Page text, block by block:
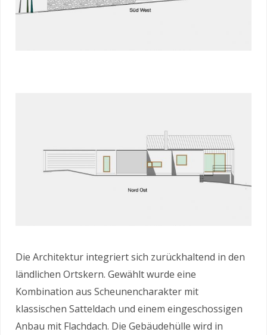
Die Architektur integriert sich zurückhaltend in den
ländlichen Ortskern. Gewählt wurde eine
Kombination aus Scheunencharakter mit
klassischen Satteldach und einem eingeschossigen
Anbau mit Flachdach. Die Gebäudehülle wird in